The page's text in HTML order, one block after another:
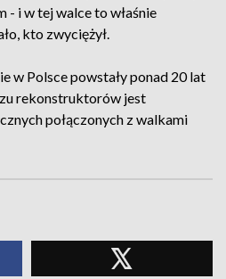
- i w tej walce to właśnie
kto zwyciężył.
w Polsce powstały ponad 20 lat
rekonstruktorów jest
połączonych z walkami